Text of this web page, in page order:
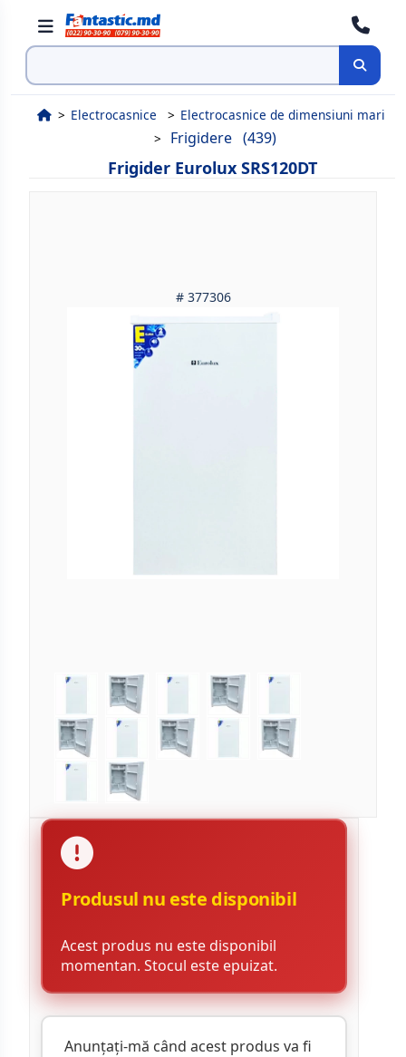
Cauta
Electrocasnice Electrocasnice de dimensiuni mari
Frigidere (439)
Frigider Eurolux SRS120DT
# 377306
Produsul nu este disponibil
Acest produs nu este disponibil
momentan. Stocul este epuizat.
Anunțați-mă când acest produs va fi